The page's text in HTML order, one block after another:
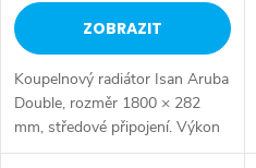
ZOBRAZIT
Koupelnový radiátor Isan Aruba
Double, rozměr 1800 × 282
mm, středové připojení. Výkon
834 W.